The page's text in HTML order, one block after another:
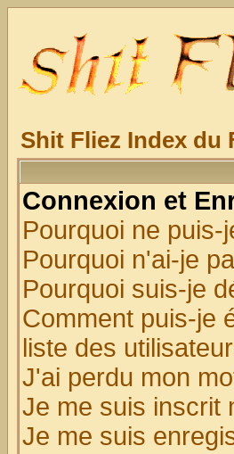
Shit Fliez Index du
Connexion et
Pourquoi ne
Pourquoi n'ai-je
Pourquoi suis-je
Comment puis-je
liste des
J'ai perdu mon
Je me suis inscrit
Je me suis